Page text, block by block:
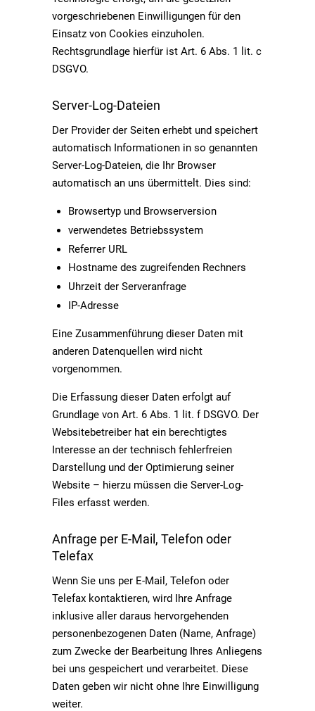
vorgeschriebenen Einwilligungen für den
Einsatz von Cookies einzuholen.
Rechtsgrundlage hierfür ist Art. 6 Abs. 1 lit. c
DSGVO.
Server-Log-Dateien
Der Provider der Seiten erhebt und speichert
automatisch Informationen in so genannten
Server-Log-Dateien, die Ihr Browser
automatisch an uns übermittelt. Dies sind:
Browsertyp und Browserversion
verwendetes Betriebssystem
Referrer URL
Hostname des zugreifenden Rechners
Uhrzeit der Serveranfrage
IP-Adresse
Eine Zusammenführung dieser Daten mit
anderen Datenquellen wird nicht
vorgenommen.
Die Erfassung dieser Daten erfolgt auf
Grundlage von Art. 6 Abs. 1 lit. f DSGVO. Der
Websitebetreiber hat ein berechtigtes
Interesse an der technisch fehlerfreien
Darstellung und der Optimierung seiner
Website – hierzu müssen die Server-Log-
Files erfasst werden.
Anfrage per E-Mail, Telefon oder
Telefax
Wenn Sie uns per E-Mail, Telefon oder
Telefax kontaktieren, wird Ihre Anfrage
inklusive aller daraus hervorgehenden
personenbezogenen Daten (Name, Anfrage)
zum Zwecke der Bearbeitung Ihres Anliegens
bei uns gespeichert und verarbeitet. Diese
Daten geben wir nicht ohne Ihre Einwilligung
weiter.